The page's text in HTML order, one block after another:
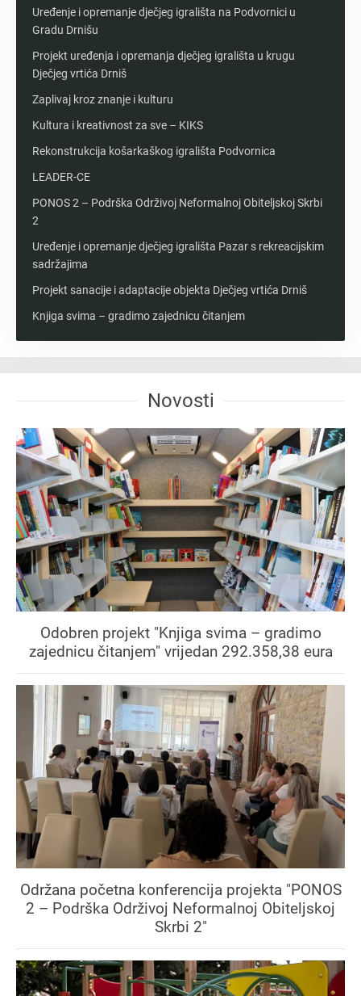
Uređenje i opremanje dječjeg igrališta na Podvornici u
Gradu Drnišu
Projekt uređenja i opremanja dječjeg igrališta u krugu
Dječjeg vrtića Drniš
Zaplivaj kroz znanje i kulturu
Kultura i kreativnost za sve – KIKS
Rekonstrukcija košarkaškog igrališta Podvornica
LEADER-CE
PONOS 2 – Podrška Održivoj Neformalnoj Obiteljskoj Skrbi
2
Uređenje i opremanje dječjeg igrališta Pazar s rekreacijskim
sadržajima
Projekt sanacije i adaptacije objekta Dječjeg vrtića Drniš
Knjiga svima – gradimo zajednicu čitanjem
Novosti
Odobren projekt "Knjiga svima – gradimo
zajednicu čitanjem" vrijedan 292.358,38 eura
Održana početna konferencija projekta "PONOS
2 – Podrška Održivoj Neformalnoj Obiteljskoj
Skrbi 2"